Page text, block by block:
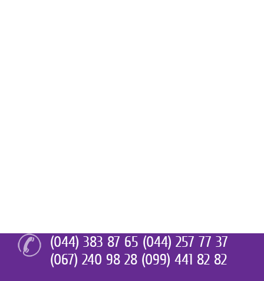
(044) 383 87 65 (044) 257 77 37
(067) 240 98 28 (099) 441 82 82